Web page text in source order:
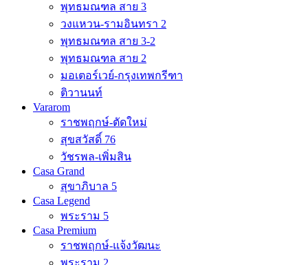
พุทธมณฑล สาย 3
วงแหวน-รามอินทรา 2
พุทธมณฑล สาย 3-2
พุทธมณฑล สาย 2
มอเตอร์เวย์-กรุงเทพกรีฑา
ติวานนท์
Vararom
ราชพฤกษ์-ตัดใหม่
สุขสวัสดิ์ 76
วัชรพล-เพิ่มสิน
Casa Grand
สุขาภิบาล 5
Casa Legend
พระราม 5
Casa Premium
ราชพฤกษ์-แจ้งวัฒนะ
พระราม 2